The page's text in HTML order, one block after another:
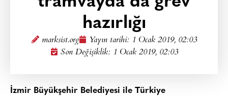
hazırlığı
marksist.org Yayın tarihi: 1 Ocak 2019, 02:03
Son Değişiklik: 1 Ocak 2019, 02:03
İzmir Büyükşehir Belediyesi ile Türkiye